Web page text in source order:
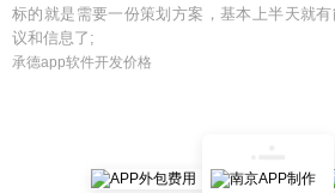
标的就是需要一份策划方案，基本上半天就
议和信息了;
承德app软件开发价格